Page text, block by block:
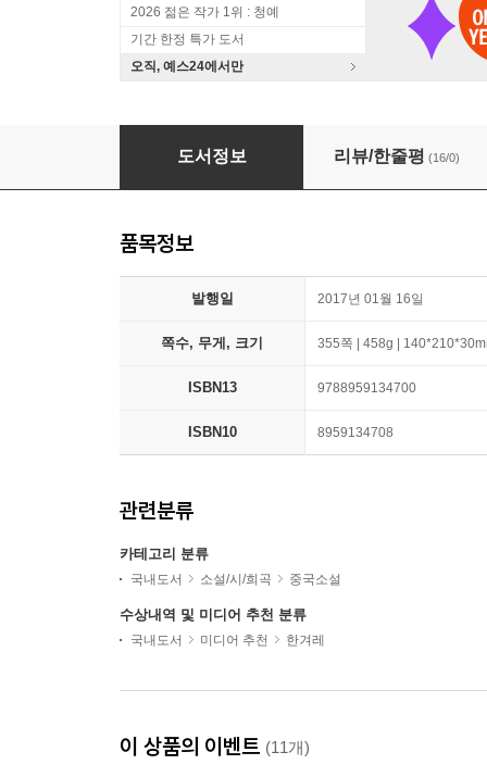
2026 젊은 작가 1위 : 청예
기간 한정 특가 도서
오직, 예스24에서만
집과 투명
도서정보 리뷰/한줄평 (16/0)
품목정보
발행일 2017년 01월 16일
쪽수, 무게, 크기 355쪽 | 458g |
ISBN13 9788959134700
ISBN10 8959134708
관련분류
카테고리 분류
국내도서 소설/시/희곡 중국소설
수상내역 및 미디어 추천 분류
국내도서 미디어 추천 한겨레
이 상품의 이벤트 (11개)